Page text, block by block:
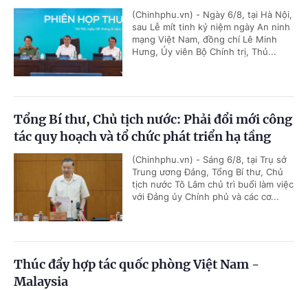
(Chinhphu.vn) - Ngày 6/8, tại Hà Nội,
sau Lễ mít tinh kỷ niệm ngày An ninh
mạng Việt Nam, đồng chí Lê Minh
Hưng, Ủy viên Bộ Chính trị, Thủ...
Tổng Bí thư, Chủ tịch nước: Phải đổi mới công
tác quy hoạch và tổ chức phát triển hạ tầng
(Chinhphu.vn) - Sáng 6/8, tại Trụ sở
Trung ương Đảng, Tổng Bí thư, Chủ
tịch nước Tô Lâm chủ trì buổi làm việc
với Đảng ủy Chính phủ và các cơ...
Thúc đẩy hợp tác quốc phòng Việt Nam -
Malaysia